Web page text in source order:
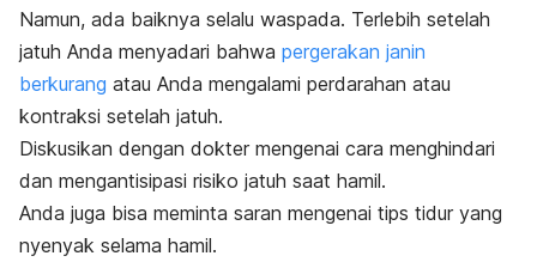
Namun, ada baiknya selalu waspada. Terlebih setelah
jatuh Anda menyadari bahwa pergerakan janin
berkurang atau Anda mengalami perdarahan atau
kontraksi setelah jatuh.
Diskusikan dengan dokter mengenai cara menghindari
dan mengantisipasi risiko jatuh saat hamil.
Anda juga bisa meminta saran mengenai tips tidur yang
nyenyak selama hamil.